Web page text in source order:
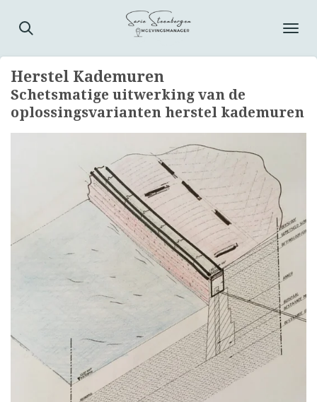
direct
de
hoofdinhoud
Herstel Kademuren
Schetsmatige uitwerking van de
oplossingsvarianten herstel kademuren